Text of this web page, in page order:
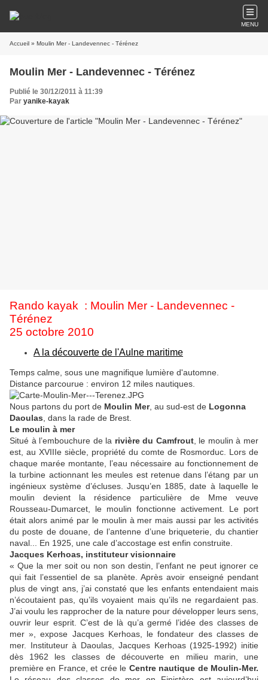
MENU
Accueil » Moulin Mer - Landevennec - Térénez
Moulin Mer - Landevennec - Térénez
Publié le 30/12/2011 à 11:39
Par yanike-kayak
Rando kayak : Moulin Mer - Landevennec -
Térénez
25 octobre 2010
A la découverte de l'Aulne maritime
Temps calme, sous une magnifique lumière d'automne.
Distance parcourue : environ 12 miles nautiques.
Nous partons du port de Moulin Mer, au sud-est de Logonna
Daoulas , dans la rade de Brest.
Le moulin à mer
Situé à l’embouchure de la rivière du Camfrout, le moulin à mer
est, au XVIIIe siècle, propriété du comte de Rosmorduc. Lors de
chaque marée montante, l’eau nécessaire au fonctionnement de
la turbine actionnant les meules est retenue dans l’étang par un
ingénieux système d’écluses. Jusqu’en 1885, date à laquelle le
moulin devient la résidence particulière de Mme veuve
Rousseau-Dumarcet, le moulin fonctionne activement. Le port
était alors animé par le moulin à mer mais aussi par les activités
du poste de douane, de l’antenne d’une briqueterie, du chantier
naval... En 1925, une cale d’accostage est enfin construite.
Jacques Kerhoas, instituteur visionnaire
« Que la mersoit ou non son destin, l’enfant ne peut ignorer ce
qui fait l’essentiel de sa planète. Après avoir enseigné pendant
plus de vingt ans, j’ai constaté que les enfants entendaient mais
n’écoutaient pas, qu’ils voyaient mais qu’ils ne regardaient pas.
J’ai voulu les rapprocher de la nature pour développer leurs sens,
ouvrir leur esprit. C’est de là qu’a germé l’idée des classes de
mer », expose Jacques Kerhoas, le fondateur des classes de
mer. Instituteur à Daoulas , Jacques Kerhoas (1925-1992) initie
dès 1962 les classes de découverte en milieu marin, une
première en France, et crée le Centre nautique de Moulin-Mer.